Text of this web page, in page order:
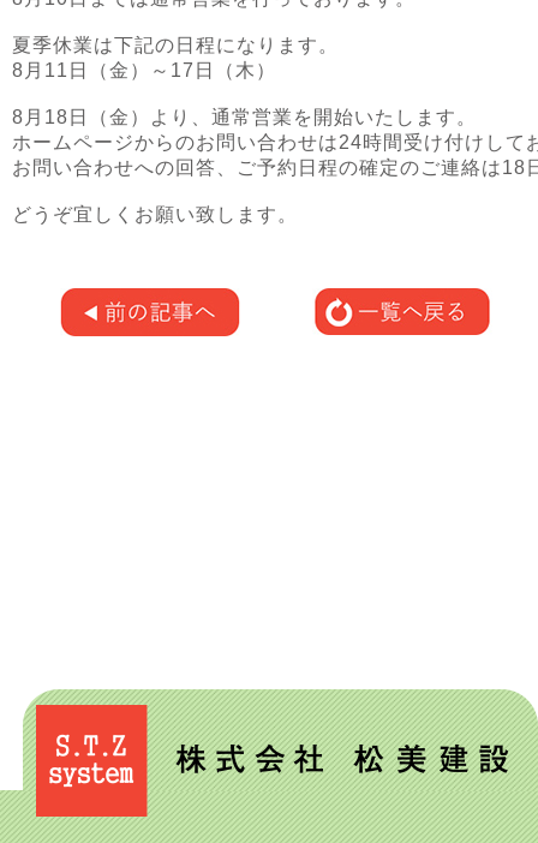
夏季休業は下記の日程になります。
8月11日（金）～17日（木）
8月18日（金）より、通常営業を開始いたします。
ホームページからのお問い合わせは24時間受け付けして
お問い合わせへの回答、ご予約日程の確定のご連絡は18
どうぞ宜しくお願い致します。